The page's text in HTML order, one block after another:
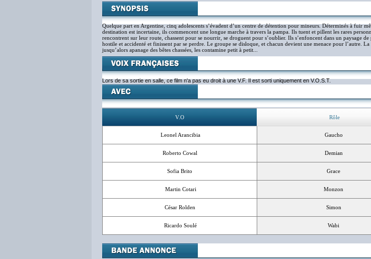
Quelque part en Argentine, cinq adolescents s’évadent d’un centre de détention pour mineurs. Déterminés à fuir
destination est incertaine, ils commencent une longue marche à travers la pampa. Ils tuent et pillent les rares
rencontrent sur leur route, chassent pour se nourrir, se droguent pour s’oublier. Ils s’enfoncent dans un paysage de
hostile et accidenté et finissent par se perdre. Le groupe se disloque, et chacun devient une menace pour l’autre. La
jusqu’alors apanage des bêtes chassées, les contamine petit à petit...
Lors de sa sortie en salle, ce film n'a pas eu droit à une V.F. Il est sorti uniquement en V.O.S.T.
V.O Rôle
Leonel Arancibia Gaucho
Roberto Cowal Demian
Sofia Brito Grace
Martin Cotari Monzon
César Rolden Simon
Ricardo Soulé Wabi